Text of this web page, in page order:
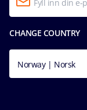
CHANGE COUNTRY
Norway | Norsk